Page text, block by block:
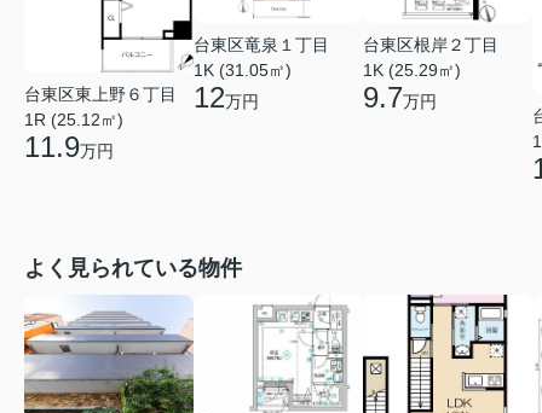
台東区東上野６丁目
1R (25.12㎡)
11.9万円
台東区竜泉１丁目
1K (31.05㎡)
12万円
台東区根岸２丁目
1K (25.29㎡)
9.7万円
よく見られている物件